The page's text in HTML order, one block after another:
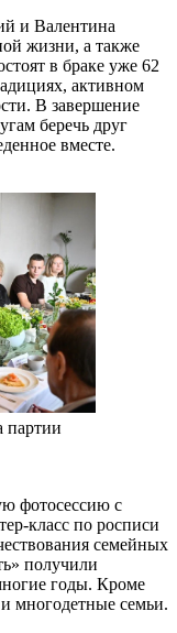
и Валентина
жизни, а также
в браке уже 62
активном
В завершение
беречь друг
вместе.
партии
фотосессию с
класс по росписи
семейных
получили
годы. Кроме
многодетные семьи.